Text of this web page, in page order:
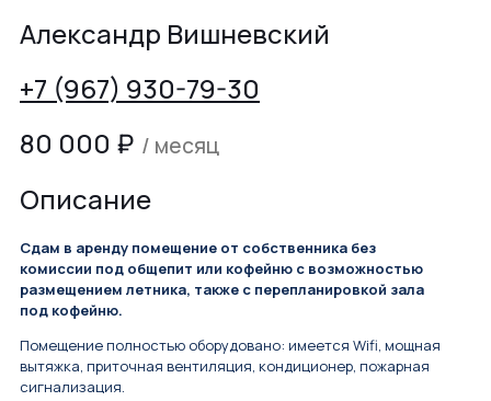
Александр Вишневский
+7 (967) 930-79-30
80 000 ₽ / месяц
Описание
Сдам в аренду помещение от собственника без
комиссии под общепит или кофейню с возможностью
размещением летника, также с перепланировкой зала
под кофейню.
Помещение полностью оборудовано: имеется Wifi, мощная
вытяжка, приточная вентиляция, кондиционер, пожарная
сигнализация.